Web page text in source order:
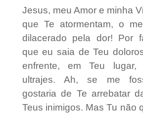
Jesus, meu Amor e minha
que Te atormentam, o
dilacerado pela dor! Por
que eu saia de Teu
enfrente, em Teu lugar,
ultrajes. Ah, se me
gostaria de Te arrebatar
Teus inimigos. Mas Tu não